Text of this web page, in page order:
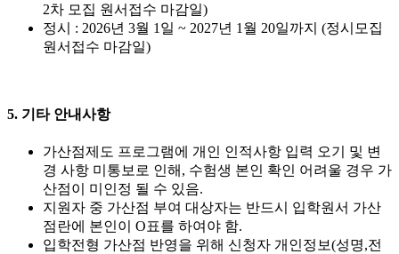
2차 모집 원서접수 마감일)
정시 : 2026년 3월 1일 ~ 2027년 1월 20일까지 (정시모집
원서접수 마감일)
5. 기타 안내사항
가산점제도 프로그램에 개인 인적사항 입력 오기 및 변
경 사항 미통보로 인해, 수험생 본인 확인 어려울 경우 가
산점이 미인정 될 수 있음.
지원자 중 가산점 부여 대상자는 반드시 입학원서 가산
점란에 본인이 O표를 하여야 함.
입학전형 가산점 반영을 위해 신청자 개인정보(성명,전